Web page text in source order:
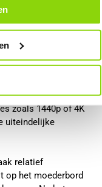
‘Cookievoorkeuren’
belangrijkste
berekeningen in een
kan dit
grafische
zoals 1440p of 4K
uiteindelijke
relatief
op het moederbord